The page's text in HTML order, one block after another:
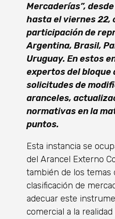
Mercaderías”,
hasta el viernes 22,
participación de
Argentina, Brasil,
Uruguay. En estos
expertos del bloque
solicitudes de
aranceles,
normativas en la
puntos.
Esta instancia se
del Arancel Externo
también de los temas
clasificación de
adecuar este
comercial a la